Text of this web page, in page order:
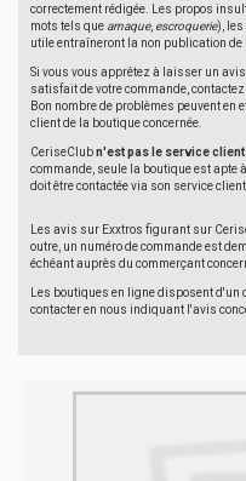
correctement rédigée. Les propos
mots tels que arnaque, escroquerie),
utile entraîneront la non publication de
Si vous vous apprêtez à laisser un
satisfait de votre commande,
Bon nombre de problèmes peuvent en
client de la boutique concernée.
CeriseClubn'est pas le service client
commande, seule la boutique est apte
doit être contactée via son service client.
Les avis sur Exxtros figurant sur
outre, un numéro de commande est
échéant auprès du commerçant
Les boutiques en ligne disposent
contacter en nous indiquant l'avis